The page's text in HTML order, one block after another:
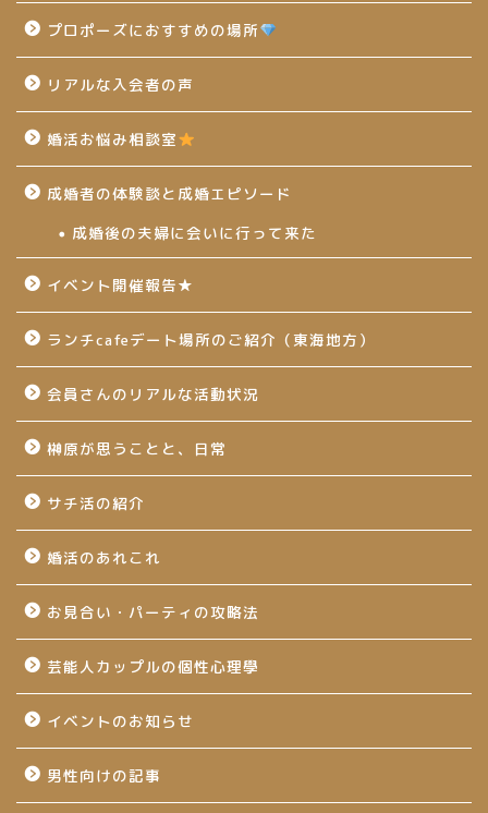
プロポーズにおすすめの場所
リアルな入会者の声
婚活お悩み相談室
成婚者の体験談と成婚エピソード
成婚後の夫婦に会いに行って来た
イベント開催報告★
ランチcafeデート場所のご紹介（東海地方）
会員さんのリアルな活動状況
榊原が思うことと、日常
サチ活の紹介
婚活のあれこれ
お見合い・パーティの攻略法
芸能人カップルの個性心理學
イベントのお知らせ
男性向けの記事